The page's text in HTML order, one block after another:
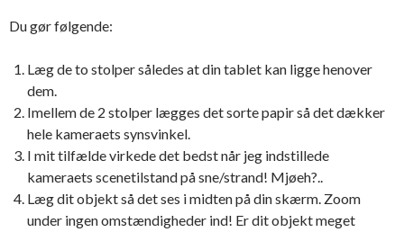
Du gør følgende:
Læg de to stolper således at din tablet kan ligge henover
dem.
Imellem de 2 stolper lægges det sorte papir så det dækker
hele kameraets synsvinkel.
I mit tilfælde virkede det bedst når jeg indstillede
kameraets scenetilstand på sne/strand! Mjøeh?..
Læg dit objekt så det ses i midten på din skærm. Zoom
under ingen omstændigheder ind! Er dit objekt meget